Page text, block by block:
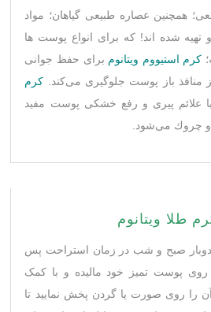
واقعی؛ همچنین عصاره طبيعی گياهان؛ مواد
تهيه شده اند! كه برای انواع پوست ها
کرم استیووم ویتانوم برای حفظ جوانی
باز پوست جلوگیری می‌کند. کرم
با علائم پیری و رفع خشكی پوست مفید
و چروك می‌شود.
طلا ویتانوم
دوبار صبح و شب در زمان استراحت پس
پوست تمیز خود مالیده و با کمک
را روی صورت یا گردن پخش نمایید تا